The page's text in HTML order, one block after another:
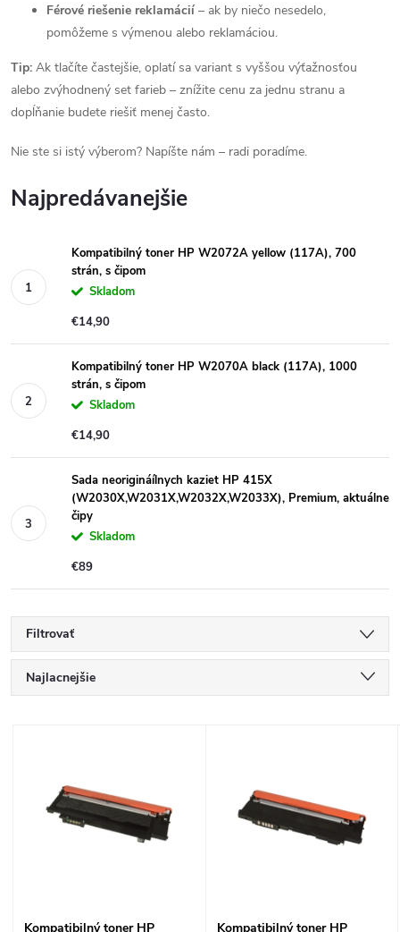
Férové riešenie reklamácií – ak by niečo nesedelo,
pomôžeme s výmenou alebo reklamáciou.
Tip: Ak tlačíte častejšie, oplatí sa variant s vyššou výťažnosťou
alebo zvýhodnený set farieb – znížite cenu za jednu stranu a
dopĺňanie budete riešiť menej často.
Nie ste si istý výberom? Napíšte nám – radi poradíme.
Najpredávanejšie
Kompatibilný toner HP W2072A yellow (117A), 700
strán, s čipom
Skladom
€14,90
Kompatibilný toner HP W2070A black (117A), 1000
strán, s čipom
Skladom
€14,90
Sada neorigináílnych kaziet HP 415X
(W2030X,W2031X,W2032X,W2033X), Premium, aktuálne
čipy
Skladom
€89
Filtrovať
R
Najlacnejšie
Abecedne
Kompatibilný toner HP Kompatibilný toner HP